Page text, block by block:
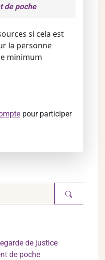
de poche
si cela est
la personne
minimum
pour participer
de justice
de poche